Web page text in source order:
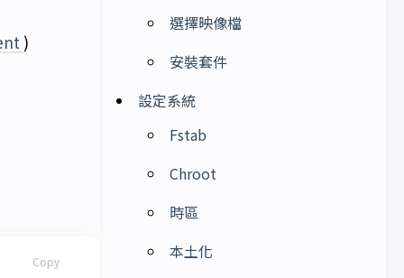
選擇映像檔
安裝套件
設定系統
Fstab
Chroot
時區
本土化
)
Copy